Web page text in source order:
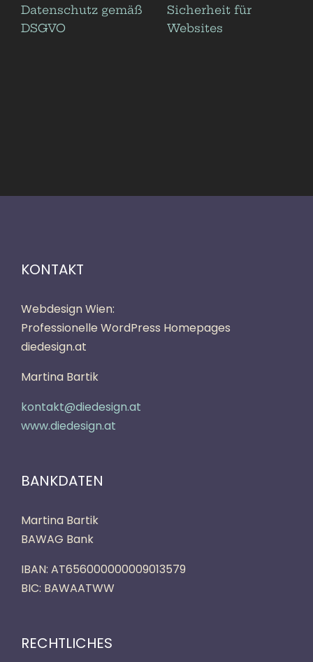
Datenschutz gemäß
DSGVO
Sicherheit für
Websites
KONTAKT
Webdesign Wien:
Professionelle WordPress Homepages
diedesign.at
Martina Bartik
kontakt@diedesign.at
www.diedesign.at
BANKDATEN
Martina Bartik
BAWAG Bank
IBAN: AT656000000009013579
BIC: BAWAATWW
RECHTLICHES